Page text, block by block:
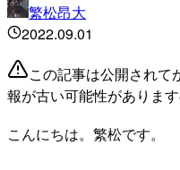
繁松昂大
2022.09.01
この記事は公開されて
報が古い可能性がありま
こんにちは。繁松です。